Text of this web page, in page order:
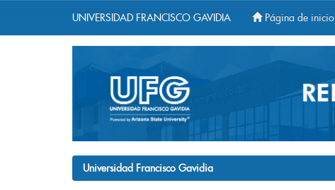
UNIVERSIDAD FRANCISCO GAVIDIA Página de inicio
Universidad Francisco Gavidia